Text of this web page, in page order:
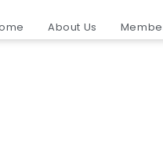
About Us
Sales